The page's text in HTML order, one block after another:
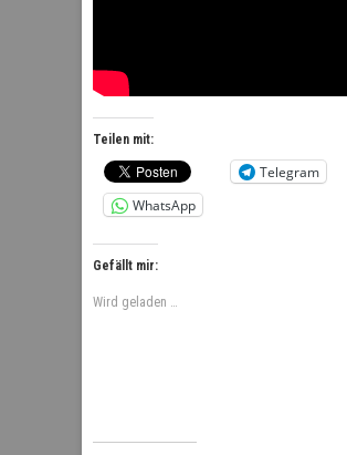
Teilen mit:
Telegram
WhatsApp
Gefällt mir:
Wird geladen …